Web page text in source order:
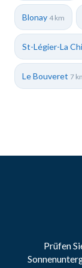
Blonay 4 km
St-Légier-La
Le Bouveret 7
Prüfen